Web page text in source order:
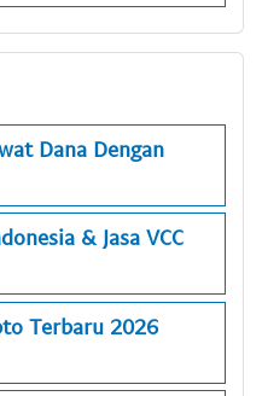
Dana Dengan
& Jasa VCC
Terbaru 2026